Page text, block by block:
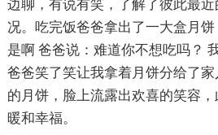
边聊，有说有笑，了解了彼此最
况。吃完饭爸爸拿出了一大盒月
是啊 爸爸说：难道你不想吃吗？
爸爸笑了笑让我拿着月饼分给了
的月饼，脸上流露出欢喜的笑容
暖和幸福。